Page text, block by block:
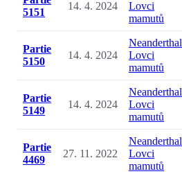
5151
14. 4. 2024
Lovci
mamutů
Partie
5150
14. 4. 2024
Lovci
mamutů
Partie
5149
14. 4. 2024
Lovci
mamutů
Partie
4469
27. 11. 2022
Lovci
mamutů